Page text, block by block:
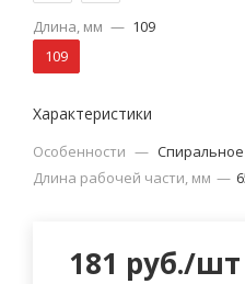
Длина, мм — 109
109
Характеристики
Особенности — Спиральное
Длина рабочей части, мм —
181 руб./шт